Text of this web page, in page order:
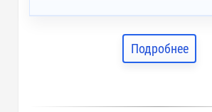
Подробнее